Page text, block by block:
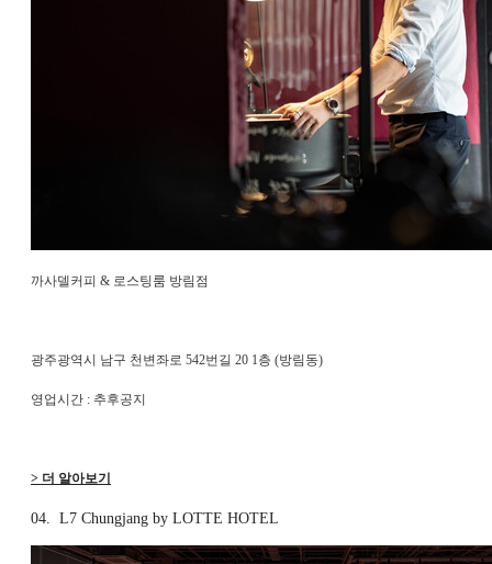
까사델커피 & 로스팅룸 방림점
광주광역시 남구 천변좌로 542번길 20 1층 (방림동)
영업시간 : 추후공지
> 더 알아보기
04. L7 Chungjang by LOTTE HOTEL